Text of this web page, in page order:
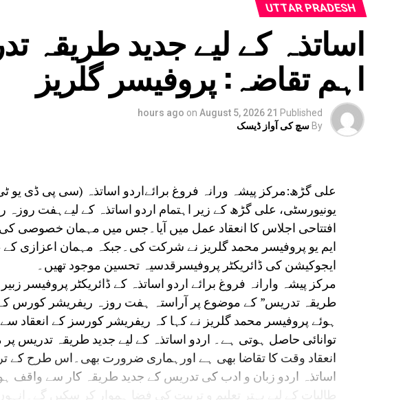
UTTAR PRADESH
اساتذہ کے لیے جدید طریقہ
اہم تقاضہ: پروفیسر گلریز
Published
21 hours ago
on August 5, 2026
By سچ کی آواز ڈیسک
علی گڑھ:مرکز پیشہ ورانہ فروغ برائےاردو اساتذہ (سی پی ڈی یو
افتتاحی اجلاس کا انعقاد عمل میں آیا۔جس میں مہمان خصوصی
ایم یو پروفیسر محمد گلریز نے شرکت کی۔جبکہ مہمان اعزازی
ایجوکیشن کی ڈائریکٹر پروفیسرقدسیہ تحسین موجود تھیں۔
مرکز پیشہ وارانہ فروغ برائے اردو اساتذہ کے ڈائریکٹر پروفیسر
طریقہ تدریس” کے موضوع پر آراستہ ہفت روزہ ریفریشر کورس
ہوئے پروفیسر محمد گلریز نے کہا کہ ریفریشر کورسز کے انعقاد
توانائی حاصل ہوتی ہے۔ اردو اساتذہ کے لیے جدید طریقہ تدریس پر
انعقاد وقت کا تقاضا بھی ہے اورہماری ضرورت بھی۔اس طرح کے
اساتذہ اردو زبان و ادب کی تدریس کے جدید طریقہ کار سے واقف
طالبات کے لیے بہتر تعلیم و تربیت کی فضا ہموار کر سکیں